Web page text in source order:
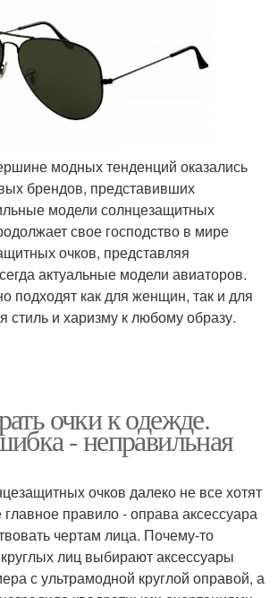
Идеальные очки
Солнцезащитные
накладки
очки
Ультрамодные очки
очки Женские очки
модных тенденций оказались
брендов, представивших
модели солнцезащитных
свое господство в мире
очков, представляя
актуальные модели авиаторов.
подходят как для женщин, так и для
стиль и харизму к любому образу.
очки к одежде.
- неправильная
очков далеко не все хотят
правило - оправа аксессуара
чертам лица. Почему-то
лиц выбирают аксессуары
с ультрамодной круглой оправой, а